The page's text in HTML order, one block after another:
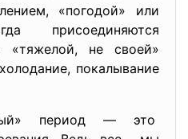
«погодой» или
присоединяются
«тяжелой, не своей»
покалывание
период — это